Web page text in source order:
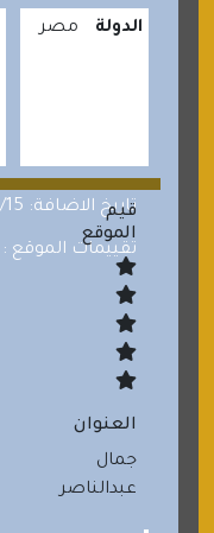
الدولة مصر
تاريخ الاضافة: 2023/03/15
تقييمات الموقع : 0
قيم
الموقع
العنوان
جمال
عبدالناصر